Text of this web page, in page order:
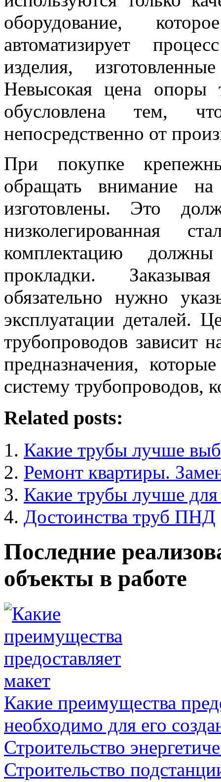
оборудование,
автоматизирует
изделия,
Невысокая цена опоры
обусловлена тем,
непосредственно от
При покупке
обращать внимание
изготовлены. Это
низколегированная
комплектацию
прокладки.
обязательно нужно
эксплуатации деталей.
трубопроводов зависит
предназначения,
систему трубопроводов,
Related posts:
Какие трубы лучше
Ремонт квартиры.
Какие трубы лучше для
Достоинства труб ПНД
Последние
объекты в работе
Какие преимущества
необходимо для его
Строительство
Строительство